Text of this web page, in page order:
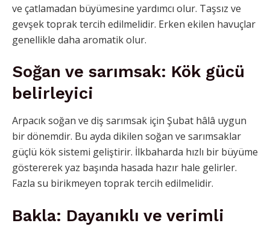
ve çatlamadan büyümesine yardımcı olur. Taşsız ve
gevşek toprak tercih edilmelidir. Erken ekilen havuçlar
genellikle daha aromatik olur.
Soğan ve sarımsak: Kök gücü
belirleyici
Arpacık soğan ve diş sarımsak için Şubat hâlâ uygun
bir dönemdir. Bu ayda dikilen soğan ve sarımsaklar
güçlü kök sistemi geliştirir. İlkbaharda hızlı bir büyüme
göstererek yaz başında hasada hazır hale gelirler.
Fazla su birikmeyen toprak tercih edilmelidir.
Bakla: Dayanıklı ve verimli